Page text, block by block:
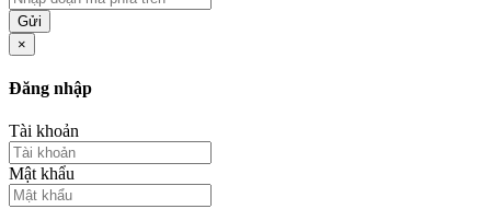
Gửi
×
Đăng nhập
Tài khoản
Mật khẩu